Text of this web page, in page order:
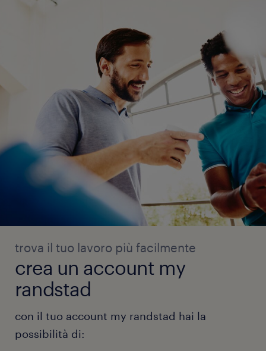
trova il tuo lavoro più facilmente
crea un account my
randstad
con il tuo account my randstad hai la
possibilità di: